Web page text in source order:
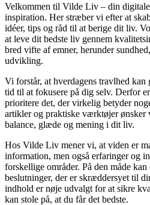
Velkommen til Vilde Liv – din
inspiration. Her stræber vi efter at
idéer, tips og råd til at berige dit liv.
at leve dit bedste liv gennem
bred vifte af emner, herunder
udvikling.
Vi forstår, at hverdagens travlhed
tid til at fokusere på dig selv. Derfor
prioritere det, der virkelig betyder
artikler og praktiske værktøjer ønsker
balance, glæde og mening i dit liv.
Hos Vilde Liv mener vi, at viden er
information, men også erfaringer og
forskellige områder. På den måde
beslutninger, der er skræddersyet til
indhold er nøje udvalgt for at sikre
kan stole på, at du får det bedste.